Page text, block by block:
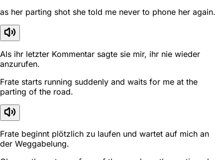
as her parting shot she told me never to phone her again.
Als ihr letzter Kommentar sagte sie mir, ihr nie wieder
anzurufen.
Frate starts running suddenly and waits for me at the
parting of the road.
Frate beginnt plötzlich zu laufen und wartet auf mich an
der Weggabelung.